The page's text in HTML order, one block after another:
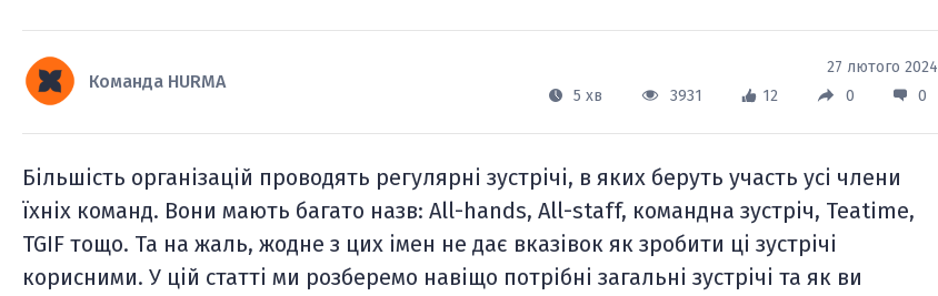
Команда HURMA
27 лютого 2024
5 хв
3931 12 0 0
Більшість організацій проводять регулярні зустрічі, в яких беруть участь усі члени
їхніх команд. Вони мають багато назв: All-hands, All-staff, командна зустріч, Teatime,
TGIF тощо. Та на жаль, жодне з цих імен не дає вказівок як зробити ці зустрічі
корисними. У цій статті ми розберемо навіщо потрібні загальні зустрічі та як ви